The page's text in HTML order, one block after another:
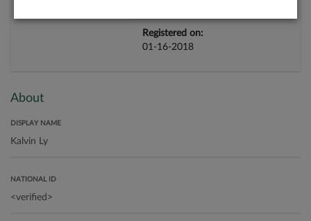
Registered on:
01-16-2018
About
DISPLAY NAME
NATIONAL ID